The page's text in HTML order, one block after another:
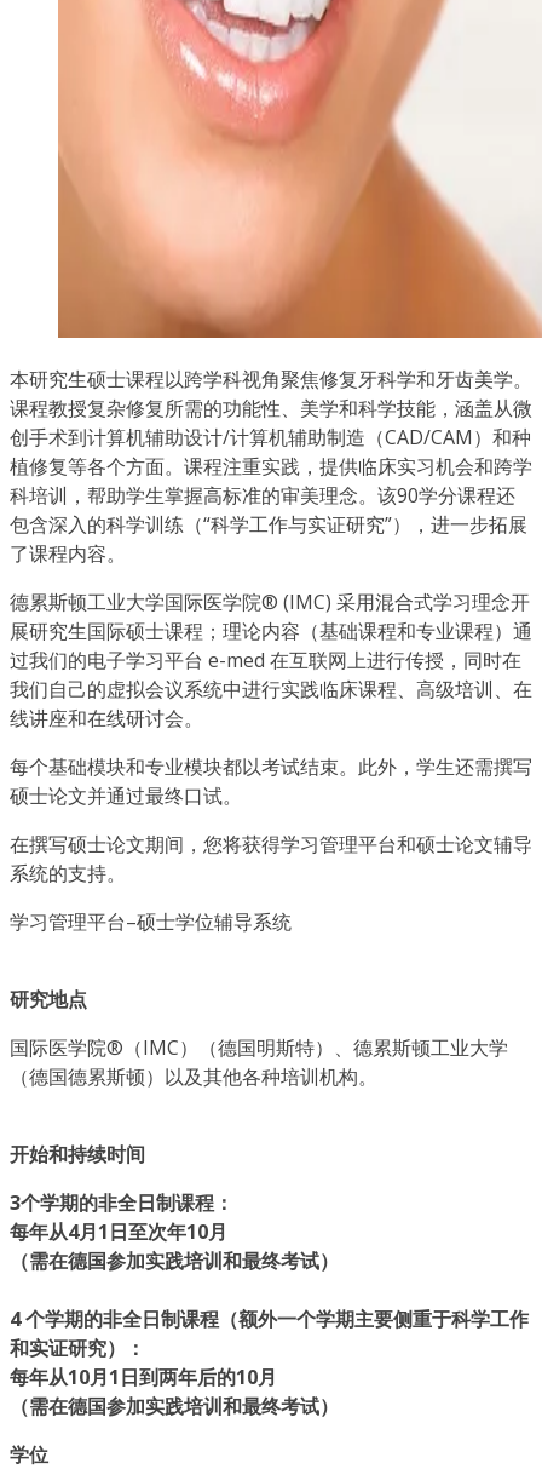
本研究生硕士课程以跨学科视角聚焦修复牙科学和牙齿美学。
课程教授复杂修复所需的功能性、美学和科学技能，涵盖从微
创手术到计算机辅助设计/计算机辅助制造（CAD/CAM）和种
植修复等各个方面。课程注重实践，提供临床实习机会和跨学
科培训，帮助学生掌握高标准的审美理念。该90学分课程还
包含深入的科学训练（“科学工作与实证研究”），进一步拓展
了课程内容。
德累斯顿工业大学国际医学院® (IMC) 采用混合式学习理念开
展研究生国际硕士课程；理论内容（基础课程和专业课程）通
过我们的电子学习平台 e-med 在互联网上进行传授，同时在
我们自己的虚拟会议系统中进行实践临床课程、高级培训、在
线讲座和在线研讨会。
每个基础模块和专业模块都以考试结束。此外，学生还需撰写
硕士论文并通过最终口试。
在撰写硕士论文期间，您将获得学习管理平台和硕士论文辅导
系统的支持。
学习管理平台–硕士学位辅导系统
研究地点
国际医学院®（IMC）（德国明斯特）、德累斯顿工业大学
（德国德累斯顿）以及其他各种培训机构。
开始和持续时间
3个学期的非全日制课程：
每年从4月1日至次年10月
（需在德国参加实践培训和最终考试）
4 个学期的非全日制课程（额外一个学期主要侧重于科学工作
和实证研究）：
每年从10月1日到两年后的10月
（需在德国参加实践培训和最终考试）
学位